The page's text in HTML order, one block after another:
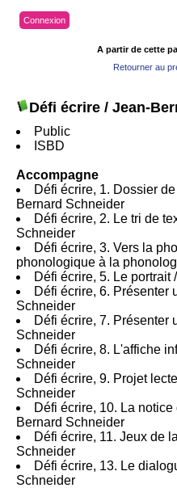
Connexion
A partir de cette
Retourner au
Défi écrire / Jean-
Public
ISBD
Accompagne
Défi écrire, 1. Dossier
Bernard Schneider
Défi écrire, 2. Le tri de
Schneider
Défi écrire, 3. Vers la
phonologique à la
Défi écrire, 5. Le portrait/
Défi écrire, 6. Présenter
Schneider
Défi écrire, 7. Présenter
Schneider
Défi écrire, 8. L'affiche
Schneider
Défi écrire, 9. Projet
Schneider
Défi écrire, 10. La
Bernard Schneider
Défi écrire, 11. Jeux de
Schneider
Défi écrire, 13. Le
Schneider